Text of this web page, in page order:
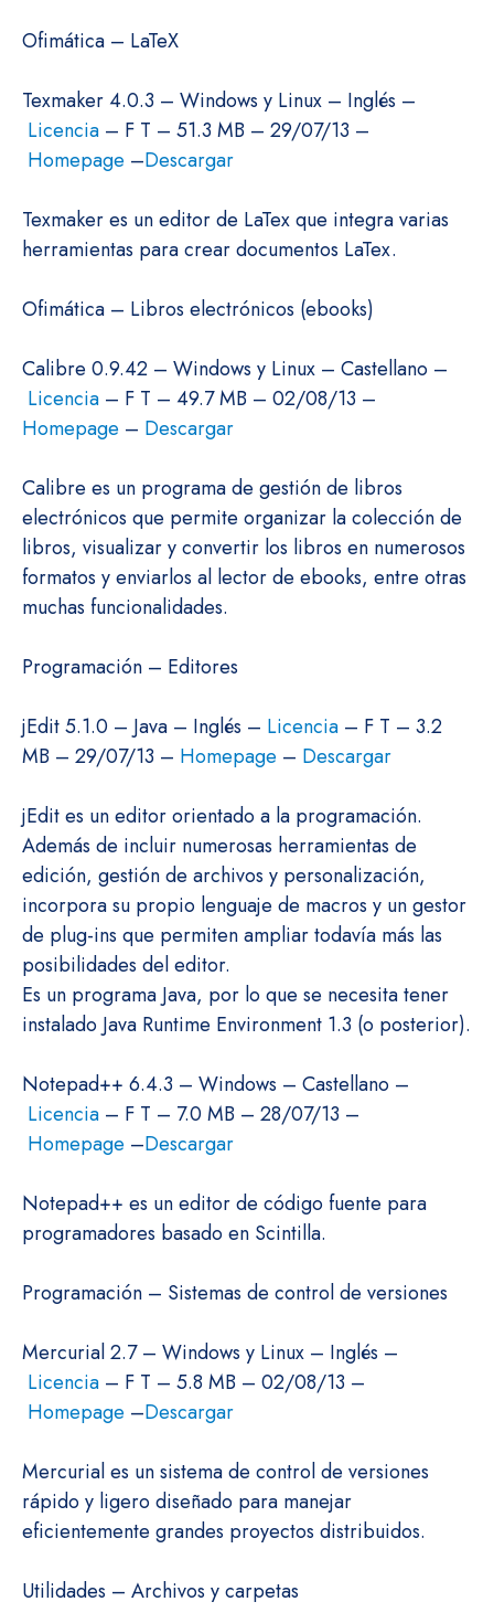
Ofimática – LaTeX
Texmaker 4.0.3 – Windows y Linux – Inglés –
Licencia – F T – 51.3 MB – 29/07/13 –
Homepage –Descargar
Texmaker es un editor de LaTex que integra varias
herramientas para crear documentos LaTex.
Ofimática – Libros electrónicos (ebooks)
Calibre 0.9.42 – Windows y Linux – Castellano –
Licencia – F T – 49.7 MB – 02/08/13 –
Homepage – Descargar
Calibre es un programa de gestión de libros
electrónicos que permite organizar la colección de
libros, visualizar y convertir los libros en numerosos
formatos y enviarlos al lector de ebooks, entre otras
muchas funcionalidades.
Programación – Editores
jEdit 5.1.0 – Java – Inglés – Licencia – F T – 3.2
MB – 29/07/13 – Homepage – Descargar
jEdit es un editor orientado a la programación.
Además de incluir numerosas herramientas de
edición, gestión de archivos y personalización,
incorpora su propio lenguaje de macros y un gestor
de plug-ins que permiten ampliar todavía más las
posibilidades del editor.
Es un programa Java, por lo que se necesita tener
instalado Java Runtime Environment 1.3 (o posterior).
Notepad++ 6.4.3 – Windows – Castellano –
Licencia – F T – 7.0 MB – 28/07/13 –
Homepage –Descargar
Notepad++ es un editor de código fuente para
programadores basado en Scintilla.
Programación – Sistemas de control de versiones
Mercurial 2.7 – Windows y Linux – Inglés –
Licencia – F T – 5.8 MB – 02/08/13 –
Homepage –Descargar
Mercurial es un sistema de control de versiones
rápido y ligero diseñado para manejar
eficientemente grandes proyectos distribuidos.
Utilidades – Archivos y carpetas